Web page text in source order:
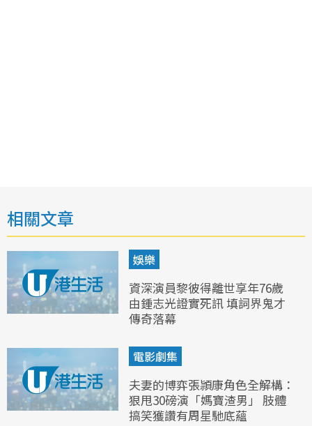
相關文章
娛樂
資深演員黎彼得離世享年76歲
由鍾志光證實死訊 填詞界鬼才
傳奇落幕
電影劇集
夫妻的博弈張頴康角色全解構：
狠甩30磅演「媽寶渣男」 肢體
搞笑獲讚有周星馳底蘊